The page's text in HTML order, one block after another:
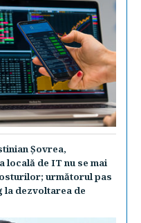
Şovrea,
locală de IT nu se mai
următorul pas
la dezvoltarea de